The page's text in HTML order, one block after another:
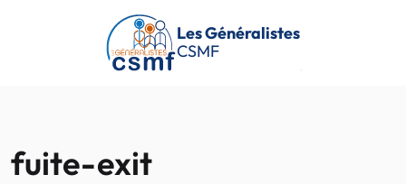
Passer au contenu principal
Les Généralistes
CSMF
fuite-exit